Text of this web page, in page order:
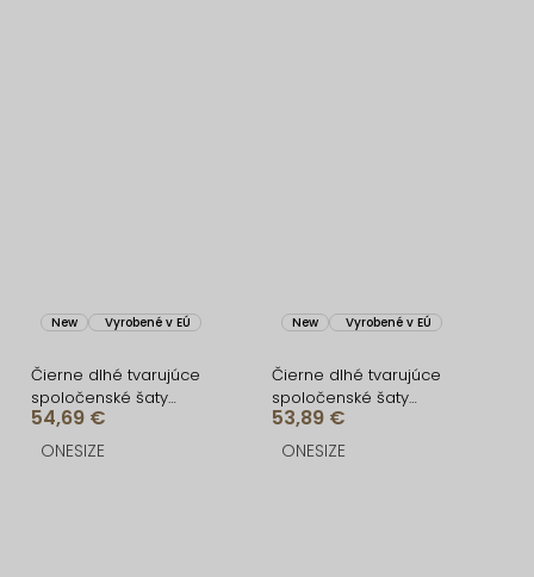
New Vyrobené v EÚ
Čierne dlhé tvarujúce
spoločenské šaty
FRUESTA
54,69 €
ONESIZE
New Vyrobené v EÚ
Čierne dlhé tvarujúce
spoločenské šaty
CRUNCHA na jedno
rameno
53,89 €
ONESIZE